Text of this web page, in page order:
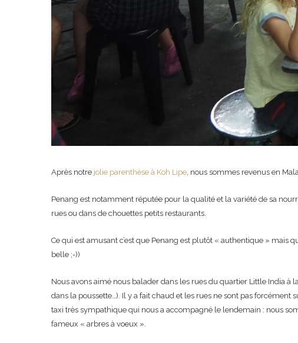
Après notre jolie parenthèse à Koh Lipe, nous sommes revenus en
Penang est notamment réputée pour la qualité et la variété de sa
rues ou dans de chouettes petits restaurants.
Ce qui est amusant c’est que Penang est plutôt « authentique » mais
belle ;-))
Nous avons aimé nous balader dans les rues du quartier Little India
dans la poussette…). Il y a fait chaud et les rues ne sont pas
taxi très sympathique qui nous a accompagné le lendemain : nous
fameux « arbres à voeux ».